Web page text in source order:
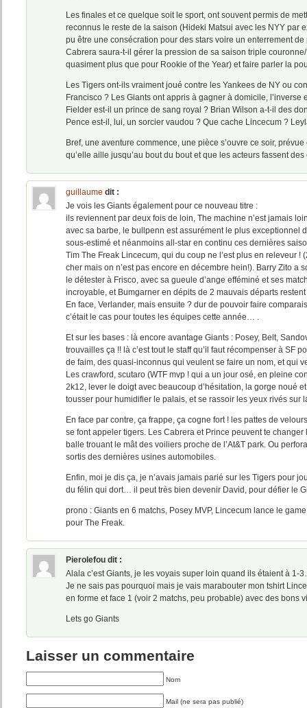
Les finales et ce quelque soit le sport, ont souvent permis de
reconnus le reste de la saison (Hideki Matsui avec les NYY par
pu être une consécration pour des stars voire un enterrement
Cabrera saura-t-il gérer la pression de sa saison triple
quasiment plus que pour Rookie of the Year) et faire parler la
Les Tigers ont-ils vraiment joué contre les Yankees de NY ou
Francisco ? Les Giants ont appris à gagner à domicile, l’inverse
Fielder est-il un prince de sang royal ? Brian Wilson a-t-il des
Pence est-il, lui, un sorcier vaudou ? Que cache Lincecum ?
Bref, une aventure commence, une pièce s’ouvre ce soir,
qu’elle aille jusqu’au bout du bout et que les acteurs fassent
guillaume dit :
Je vois les Giants également pour ce nouveau titre :
ils reviennent par deux fois de loin, The machine n’est jamais
avec sa barbe, le bullpenn est assurément le plus exceptionnel
sous-estimé et néanmoins all-star en continu ces dernières
Tim The Freak Lincecum, qui du coup ne l’est plus en releveur !
cher mais on n’est pas encore en décembre hein!). Barry Zito a
le détester à Frisco, avec sa gueule d’ange efféminé et ses
incroyable, et Bumgarner en dépits de 2 mauvais départs
En face, Verlander, mais ensuite ? dur de pouvoir faire
c’était le cas pour toutes les équipes cette année… .
Et sur les bases : là encore avantage Giants : Posey, Belt,
trouvailles ça !! là c’est tout le staff qu’il faut récompenser à SF
de faim, des quasi-inconnus qui veulent se faire un nom, et qui
Les crawford, scutaro (WTF mvp ! qui a un jour osé, en pleine
2k12, lever le doigt avec beaucoup d’hésitation, la gorge noué
tousser pour humidifier le palais, et se rassoir les yeux rivés sur
En face par contre, ça frappe, ça cogne fort ! les pattes de
se font appeler tigers. Les Cabrera et Prince peuvent te changer
balle trouant le mât des voiliers proche de l’At&T park. Ou
sortis des dernières usines automobiles.
Enfin, moi je dis ça, je n’avais jamais parié sur les Tigers pour
du félin qui dort… il peut très bien devenir David, pour défier le
prono : Giants en 6 matchs, Posey MVP, Lincecum lance le
pour The Freak.
Pierolefou dit :
Alala c’est Giants, je les voyais super loin quand ils étaient à 1-
Je ne sais pas pourquoi mais je vais marabouter mon tshirt
en forme et face 1 (voir 2 matchs, peu probable) avec des bons
Lets go Giants
Laisser un commentaire
Nom
Mail (ne sera pas publié)